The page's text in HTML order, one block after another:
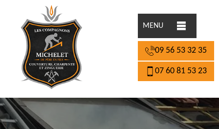
MENU
09 56 53 32 35
07 60 81 53 23